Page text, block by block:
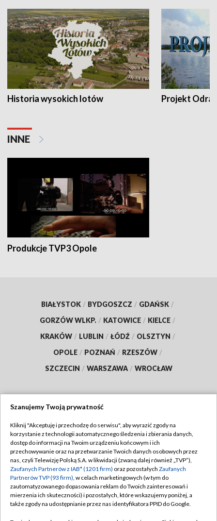
Historia wysokich lotów Projekt Odra
INNE
Produkcje TVP3 Opole
BIAŁYSTOK / BYDGOSZCZ / GDAŃSK /
GORZÓW WLKP. / KATOWICE / KIELCE /
KRAKÓW / LUBLIN / ŁÓDŹ / OLSZTYN /
OPOLE / POZNAŃ / RZESZÓW /
SZCZECIN / WARSZAWA / WROCŁAW
TVP
Abonament TVP
Emisja w TVP
Centrum informacji TVP
Naziemna Telewizja Cyfrowa
Regulamin TVP
Polityka prywatności
Moje zgody
Pomoc
Szanujemy Twoją prywatność
Kliknij "Akceptuję i przechodzę do serwisu", aby wyrazić zgody na
korzystanie z technologii automatycznego śledzenia i zbierania danych,
dostęp do informacji na Twoim urządzeniu końcowym i ich
przechowywanie oraz na przetwarzanie Twoich danych osobowych przez
nas, czyli Telewizję Polską S.A. w likwidacji (zwaną dalej również „TVP”),
Zaufanych Partnerów z IAB* (1201 firm) oraz pozostałych Zaufanych
Partnerów TVP (93 firm), w celach marketingowych (w tym do
zautomatyzowanego dopasowania reklam do Twoich zainteresowań i
mierzenia ich skuteczności) i pozostałych, które wskazujemy poniżej, a
także zgody na udostępnianie przez nas identyfikatora PPID do Google.